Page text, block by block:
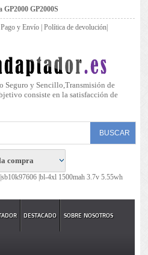
GP2000S
|Pago y Envío |Política de devolución
Seguro y Sencillo,Transmisión de
consiste en la satisfacción de
compra
sb10k97606 |bl-4xl 1500mah 3.7v 5.55wh
DESTACADO SOBRE NOSOTROS